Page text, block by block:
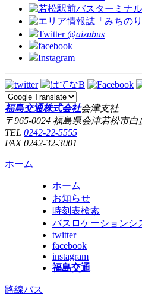
Twitter@aizubus
facebook
Instagram
福島交通株式会社会津支社
〒965-0024 福島県会津若松市
TEL 0242-22-5555
FAX 0242-32-3001
ホーム
ホーム
お知らせ
時刻表検索
バスロケーションシ
twitter
facebook
instagram
福島交通
路線バス